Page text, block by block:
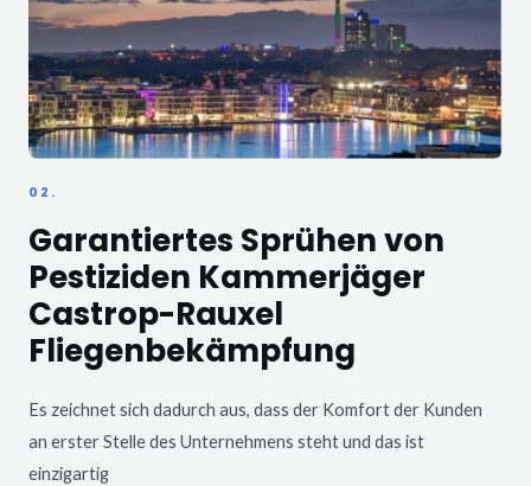
02.
Garantiertes Sprühen von
Pestiziden Kammerjäger
Castrop-Rauxel
Fliegenbekämpfung
Es zeichnet sich dadurch aus, dass der Komfort der Kunden
an erster Stelle des Unternehmens steht und das ist
einzigartig